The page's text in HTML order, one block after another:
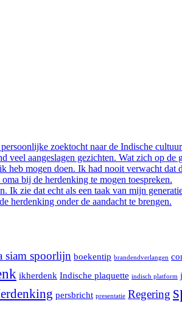
zoektocht naar de Indische cultuur
veel aangeslagen gezichten. Wat zich op
heb mogen doen. Ik had nooit verwacht dat
bij de herdenking te mogen toespreken.
Ik zie dat echt als een taak van mijn
herdenking onder de aandacht te brengen.
siam spoorlijn boekentip brandendverlangen
ikherdenk Indische plaquette indisch platform
persbricht presentatie Regering